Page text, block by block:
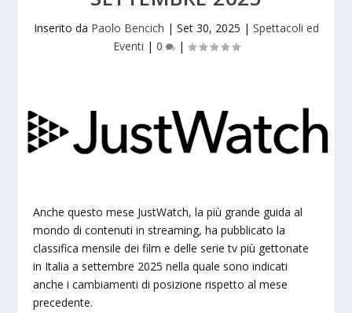
Inserito da Paolo Bencich | Set 30, 2025 | Spettacoli ed
Eventi | 0 |
Anche questo mese JustWatch, la più grande guida al
mondo di contenuti in streaming, ha pubblicato la
classifica mensile dei film e delle serie tv più gettonate
in Italia a settembre 2025 nella quale sono indicati
anche i cambiamenti di posizione rispetto al mese
precedente.